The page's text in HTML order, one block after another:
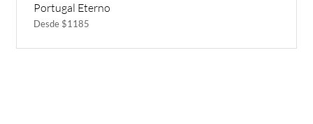
Portugal Eterno
Desde $1185